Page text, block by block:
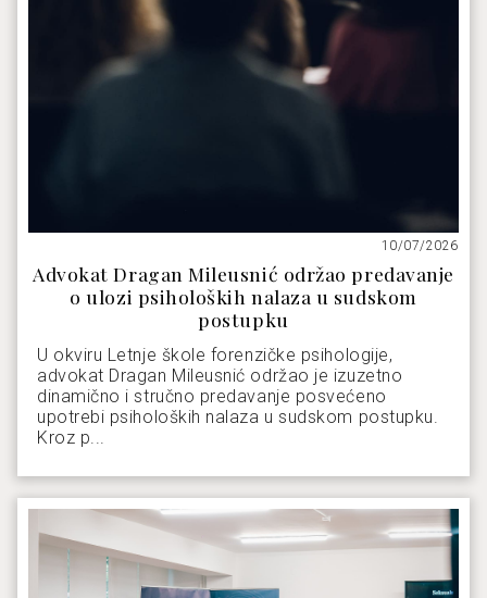
10/07/2026
Advokat Dragan Mileusnić održao predavanje
o ulozi psiholoških nalaza u sudskom
postupku
U okviru Letnje škole forenzičke psihologije,
advokat Dragan Mileusnić održao je izuzetno
dinamično i stručno predavanje posvećeno
upotrebi psiholoških nalaza u sudskom postupku.
Kroz p...